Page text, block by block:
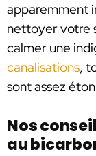
apparemment
nettoyer votre
calmer une
canalisations,
sont assez
Nos
au